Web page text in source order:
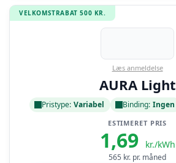
VELKOMSTRABAT 500 KR.
Læs anmeldelse
AURA Light
Pristype: Variabel Binding: Ingen
ESTIMERET PRIS
1,69 kr./kWh
565 kr. pr. måned